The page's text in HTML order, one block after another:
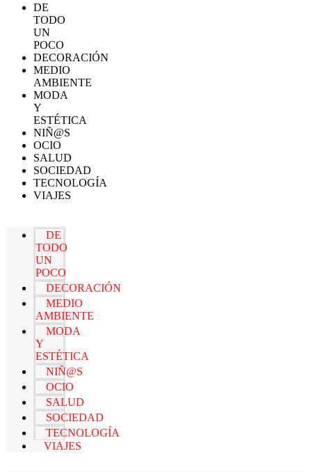
DE
TODO
UN
POCO
DECORACIÓN
MEDIO
AMBIENTE
MODA
Y
ESTÉTICA
NIÑ@S
OCIO
SALUD
SOCIEDAD
TECNOLOGÍA
VIAJES
DE
TODO
UN
POCO
DECORACIÓN
MEDIO
AMBIENTE
MODA
Y
ESTÉTICA
NIÑ@S
OCIO
SALUD
SOCIEDAD
TECNOLOGÍA
VIAJES